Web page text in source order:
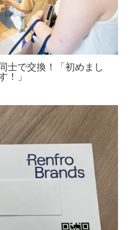
士で交換！「初めまし
！」